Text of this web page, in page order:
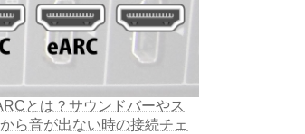
とは？サウンドバーやス
ら音が出ない時の接続チェ